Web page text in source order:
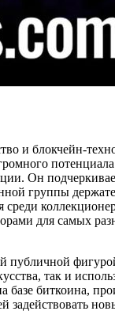
и блокчейн-
Он
группы
для самых
публичной
так и
биткоина,